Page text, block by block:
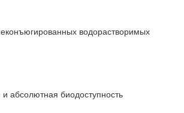
водорастворимых
абсолютная биодоступность